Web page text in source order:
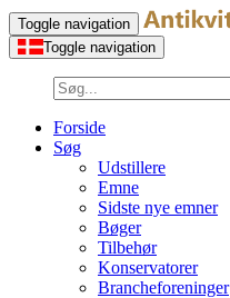
Toggle navigation
Toggle navigation
Forside
Søg
Udstillere
Emne
Sidste nye emner
Bøger
Tilbehør
Konservatorer
Brancheforeninger